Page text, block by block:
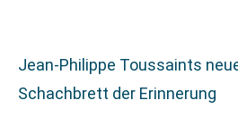
Jean-Philippe Toussaints
Schachbrett der Erinnerung